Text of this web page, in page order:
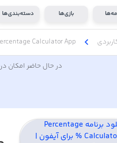
بازی‌ها دسته‌بندی‌ها
chevron_left
Calculator App %
در حال حاضر امکان